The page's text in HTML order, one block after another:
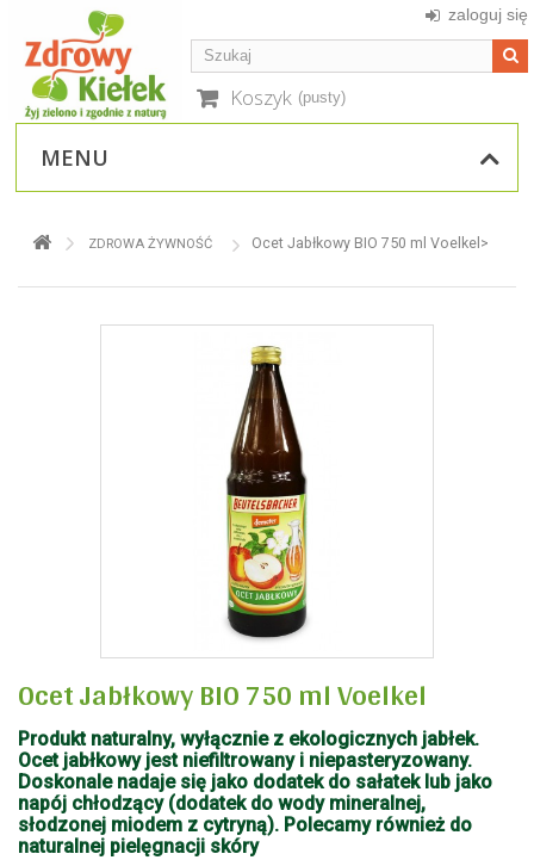
zaloguj się
Koszyk (pusty)
MENU
ZDROWA ŻYWNOŚĆ Ocet Jabłkowy BIO 750 ml Voelkel>
Ocet Jabłkowy BIO 750 ml Voelkel
Produkt naturalny, wyłącznie z ekologicznych jabłek.
Ocet jabłkowy jest niefiltrowany i niepasteryzowany.
Doskonale nadaje się jako dodatek do sałatek lub jako
napój chłodzący (dodatek do wody mineralnej,
słodzonej miodem z cytryną). Polecamy również do
naturalnej pielęgnacji skóryież do naturalnej pielęgnacji